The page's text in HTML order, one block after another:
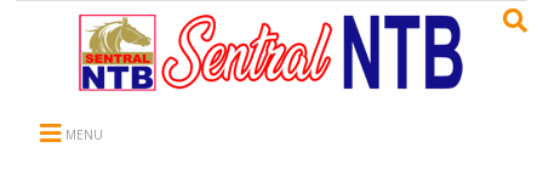
MENU